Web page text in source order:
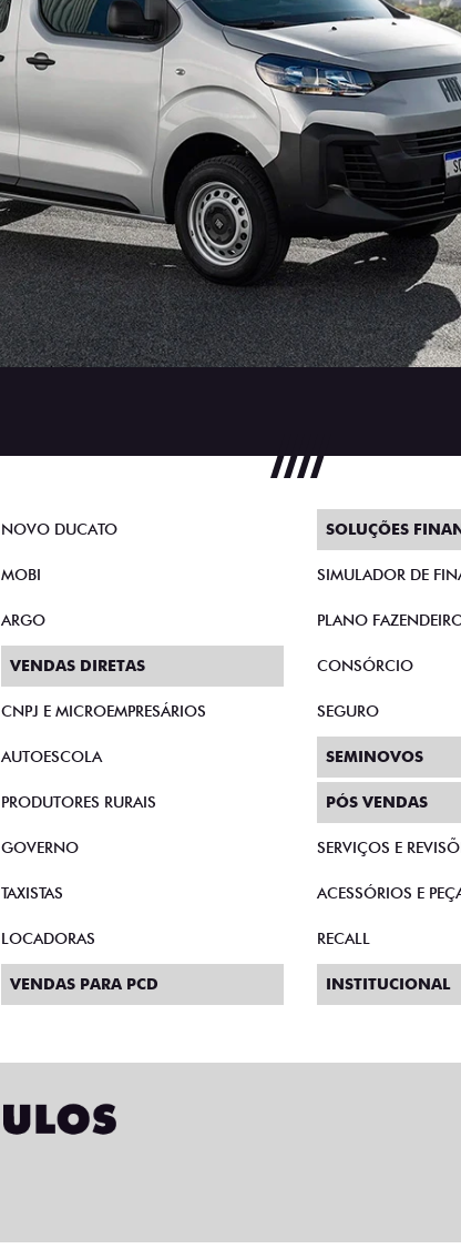
NOVO DUCATO
MOBI
ARGO
VENDAS DIRETAS
CNPJ E MICROEMPRESÁRIOS
AUTOESCOLA
PRODUTORES RURAIS
GOVERNO
TAXISTAS
LOCADORAS
VENDAS PARA PCD
SOLUÇÕES
SIMULADOR DE
PLANO
CONSÓRCIO
SEGURO
SEMINOVOS
PÓS VENDAS
SERVIÇOS E
ACESSÓRIOS E
RECALL
INSTITUCIONAL